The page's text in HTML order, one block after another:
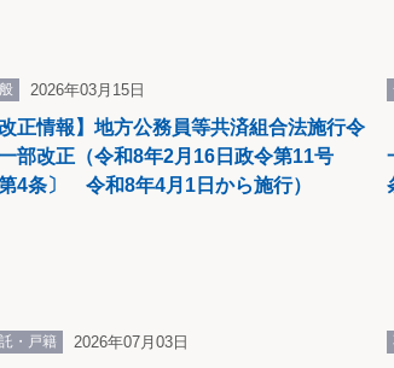
（２０２２
2026年03月15日
改正情報】地方公務員等共済組合法施行令
部改正（令和8年2月16日政令第11号
第4条〕 令和8年4月1日から施行）
・戸籍 2026年07月03日